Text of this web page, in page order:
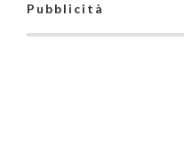
Pubblicità